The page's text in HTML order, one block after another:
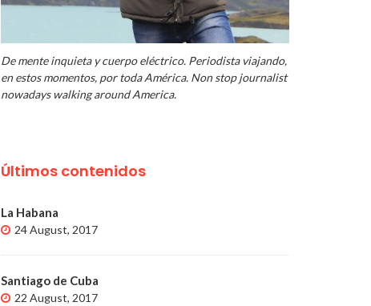
De mente inquieta y cuerpo eléctrico. Periodista viajando,
en estos momentos, por toda América. Non stop journalist
nowadays walking around America.
Últimos contenidos
La Habana
24 August, 2017
Santiago de Cuba
22 August, 2017